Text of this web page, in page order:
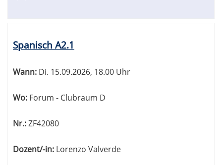
Spanisch A2.1
Wann: Di. 15.09.2026, 18.00 Uhr
Wo: Forum - Clubraum D
Nr.:ZF42080
Dozent/-in: Lorenzo Valverde